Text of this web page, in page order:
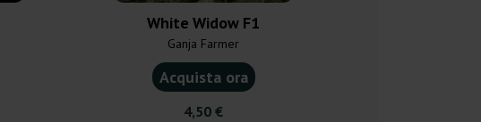
White Widow F1
Ganja Farmer
Acquista ora
4,50 €